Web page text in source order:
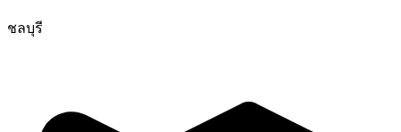
ชลบุรี